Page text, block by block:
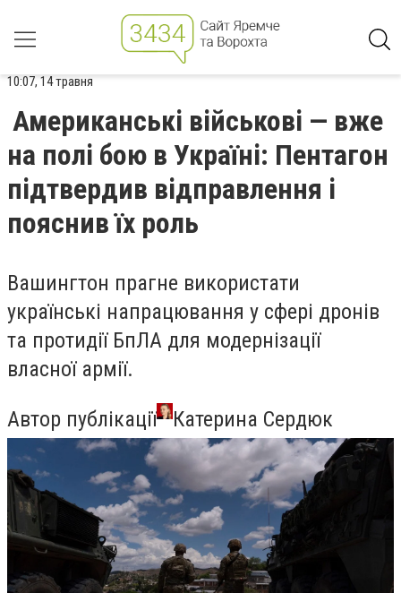
10:07, 14 травня
Американські військові — вже
на полі бою в Україні: Пентагон
підтвердив відправлення і
пояснив їх роль
Вашингтон прагне використати
українські напрацювання у сфері дронів
та протидії БпЛА для модернізації
власної армії.
Автор публікації
Катерина Сердюк